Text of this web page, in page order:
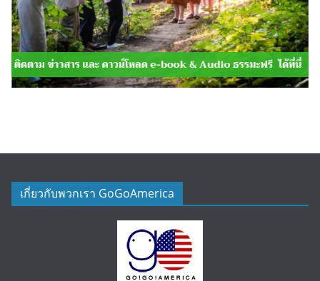
เกี่ยวกับพวกเรา GoGoAmerica